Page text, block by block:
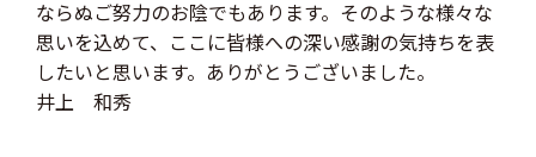
ならぬご努力のお陰でもあります。そのような様々な
思いを込めて、ここに皆様への深い感謝の気持ちを表
したいと思います。ありがとうございました。
井上 和秀